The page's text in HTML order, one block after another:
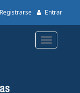
Registrarse Entrar
Toggle